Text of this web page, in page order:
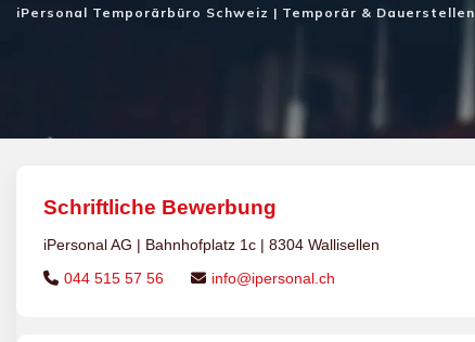
iPersonal Temporärbüro Schweiz | Temporär & Dauerstellen
Schriftliche Bewerbung
iPersonal AG | Bahnhofplatz 1c | 8304 Wallisellen
044 515 57 56
info@ipersonal.ch